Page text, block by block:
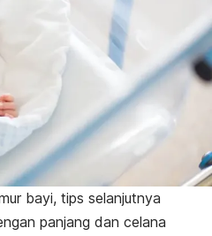
bayi, tips selanjutnya
panjang dan celana